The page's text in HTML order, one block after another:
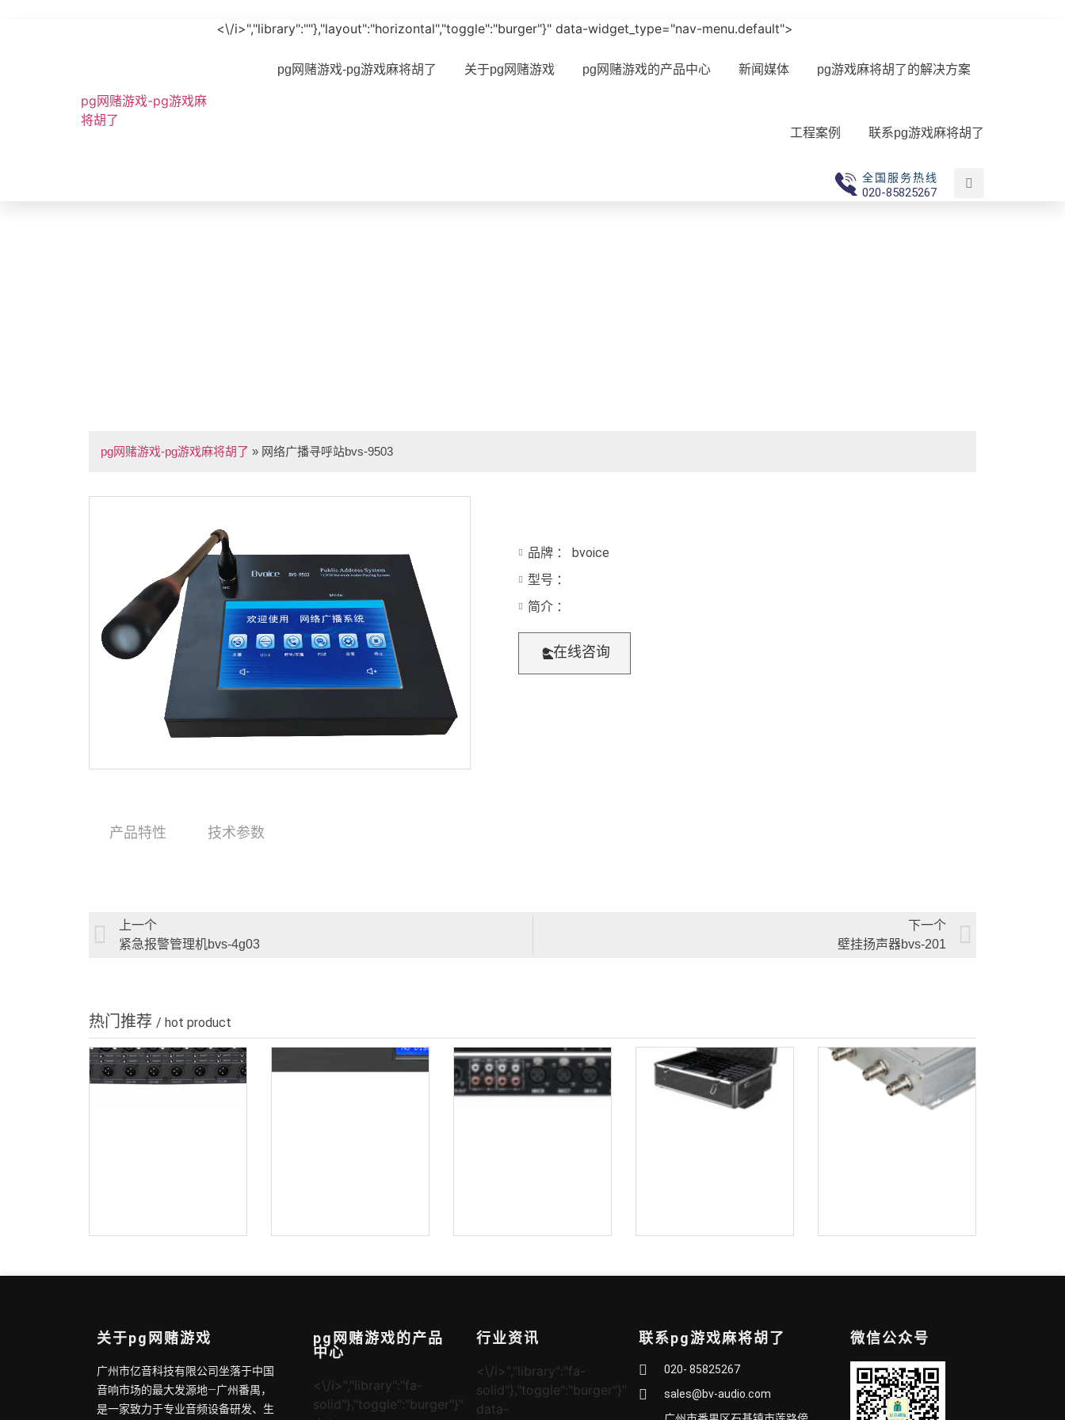
pg网赌游戏-pg游戏麻
将胡了
<\/i>","library":""},"layout":"horizontal","toggle":"burger"}" data-widget_type="nav-menu.default">
pg网赌游戏-pg游戏麻将胡了 关于pg网赌游戏 pg网赌游戏的产品中心 新闻媒体 pg游戏麻将胡了的解决方案
工程案例 联系pg游戏麻将胡了
全国服务热线
020-85825267
pg网赌游戏-pg游戏麻将胡了 » 网络广播寻呼站bvs-9503
品牌 ： bvoice
型号 ：
简介 ：
在线咨询
产品特性 技术参数
上一个
紧急报警管理机bvs-4g03
下一个
壁挂扬声器bvs-201
热门推荐 / hot product
关于pg网赌游戏
广州市亿音科技有限公司坐落于中国
音响市场的最大发源地—广州番禺，
是一家致力于专业音频设备研发、生
pg网赌游戏的产品
中心
<\/i>","library":"fa-
solid"},"toggle":"burger"}"
行业资讯
<\/i>","library":"fa-
solid"},"toggle":"burger"}"
data-
联系pg游戏麻将胡了
020- 85825267
sales@bv-audio.com
微信公众号